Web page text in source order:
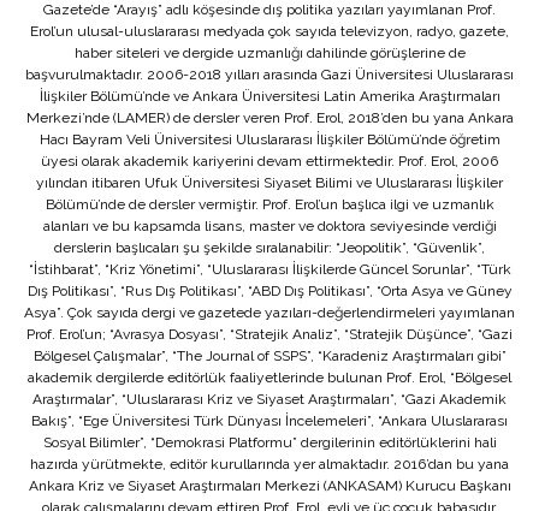
Gazete’de “Arayış” adlı köşesinde dış politika yazıları yayımlanan Prof.
Erol’un ulusal-uluslararası medyada çok sayıda televizyon, radyo, gazete,
haber siteleri ve dergide uzmanlığı dahilinde görüşlerine de
başvurulmaktadır. 2006-2018 yılları arasında Gazi Üniversitesi Uluslararası
İlişkiler Bölümü’nde ve Ankara Üniversitesi Latin Amerika Araştırmaları
Merkezi’nde (LAMER) de dersler veren Prof. Erol, 2018’den bu yana Ankara
Hacı Bayram Veli Üniversitesi Uluslararası İlişkiler Bölümü’nde öğretim
üyesi olarak akademik kariyerini devam ettirmektedir. Prof. Erol, 2006
yılından itibaren Ufuk Üniversitesi Siyaset Bilimi ve Uluslararası İlişkiler
Bölümü’nde de dersler vermiştir. Prof. Erol’un başlıca ilgi ve uzmanlık
alanları ve bu kapsamda lisans, master ve doktora seviyesinde verdiği
derslerin başlıcaları şu şekilde sıralanabilir: “Jeopolitik”, “Güvenlik”,
“İstihbarat”, “Kriz Yönetimi”, “Uluslararası İlişkilerde Güncel Sorunlar”, “Türk
Dış Politikası”, “Rus Dış Politikası”, “ABD Dış Politikası”, “Orta Asya ve Güney
Asya”. Çok sayıda dergi ve gazetede yazıları-değerlendirmeleri yayımlanan
Prof. Erol’un; “Avrasya Dosyası”, “Stratejik Analiz”, “Stratejik Düşünce”, “Gazi
Bölgesel Çalışmalar”, “The Journal of SSPS”, “Karadeniz Araştırmaları gibi”
akademik dergilerde editörlük faaliyetlerinde bulunan Prof. Erol, “Bölgesel
Araştırmalar”, “Uluslararası Kriz ve Siyaset Araştırmaları”, “Gazi Akademik
Bakış”, “Ege Üniversitesi Türk Dünyası İncelemeleri”, “Ankara Uluslararası
Sosyal Bilimler”, “Demokrasi Platformu” dergilerinin editörlüklerini hali
hazırda yürütmekte, editör kurullarında yer almaktadır. 2016’dan bu yana
Ankara Kriz ve Siyaset Araştırmaları Merkezi (ANKASAM) Kurucu Başkanı